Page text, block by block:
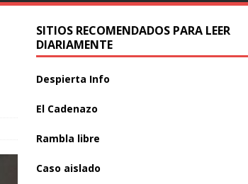
SITIOS RECOMENDADOS PARA LEER
DIARIAMENTE
Despierta Info
El Cadenazo
Rambla libre
Caso aislado